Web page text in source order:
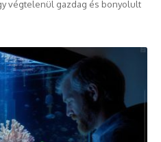
végtelenül gazdag és bonyolult